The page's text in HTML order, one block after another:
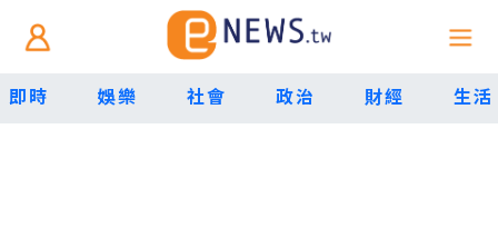
即時 娛樂 社會 政治 財經 生活